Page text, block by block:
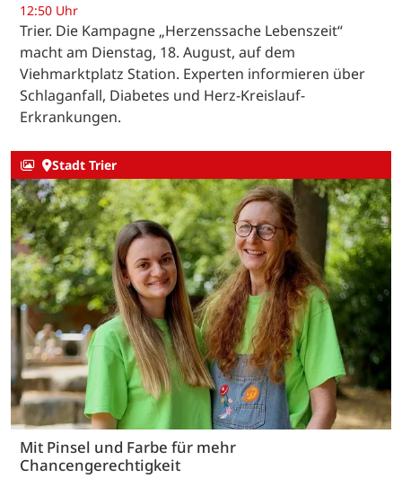
12:50 Uhr
Trier. Die Kampagne „Herzenssache Lebenszeit“
macht am Dienstag, 18. August, auf dem
Viehmarktplatz Station. Experten informieren über
Schlaganfall, Diabetes und Herz-Kreislauf-
Erkrankungen.
Stadt Trier
Mit Pinsel und Farbe für mehr
Chancengerechtigkeit